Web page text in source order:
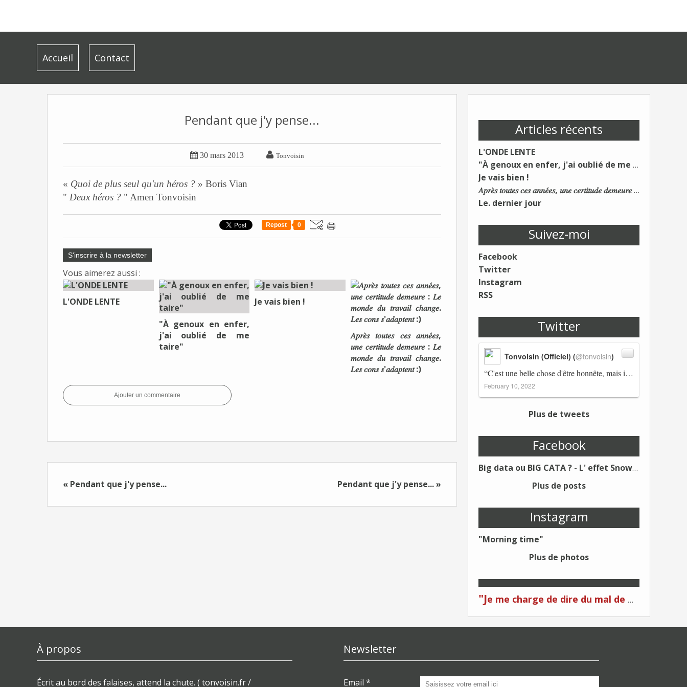
Accueil Contact
Articles récents
L'ONDE LENTE
"À genoux en enfer, j'ai oublié de me taire"
Je vais bien !
𝐴𝑝𝑟𝑒̀𝑠 𝑡𝑜𝑢𝑡𝑒𝑠 𝑐𝑒𝑠 𝑎𝑛𝑛𝑒́𝑒𝑠, 𝑢𝑛𝑒 𝑐𝑒𝑟𝑡𝑖𝑡𝑢𝑑𝑒 𝑑𝑒𝑚𝑒𝑢𝑟𝑒 : 𝐿𝑒 𝑚𝑜𝑛𝑑𝑒 𝑑𝑢 𝑡𝑟𝑎𝑣𝑎𝑖𝑙 𝑐ℎ𝑎𝑛𝑔𝑒. 𝐿𝑒𝑠 𝑐𝑜𝑛𝑠 𝑠'𝑎𝑑𝑎𝑝𝑡𝑒𝑛𝑡 :)
Le. dernier jour
Suivez-moi
Facebook
Twitter
Instagram
RSS
Twitter
“C'est une belle chose d'être honnête, mais il est également important d'avoir raison.” Winston Churchill Réplico…
Tonvoisin (Officiel) (@tonvoisin)
February 10, 2022
Plus de tweets
Facebook
Big data ou BIG CATA ? - L' effet Snowden - Editions Kawa - Un Éditeur différent !
Plus de posts
Instagram
"Morning time"
Plus de photos
"Je me charge de dire du mal de moi... Quand on me critique... C'est du plagiat ! "
Pendant que j'y pense...
 30 mars 2013  Tonvoisin
« Quoi de plus seul qu'un héros ? » Boris Vian
" Deux héros ? " Amen Tonvoisin
Repost 0
S'inscrire à la newsletter
Vous aimerez aussi :
L'ONDE LENTE
"À genoux en enfer,
j'ai oublié de me
taire"
Je vais bien !
𝐴𝑝𝑟𝑒̀𝑠 𝑡𝑜𝑢𝑡𝑒𝑠 𝑐𝑒𝑠 𝑎𝑛𝑛𝑒́𝑒𝑠,
𝑢𝑛𝑒 𝑐𝑒𝑟𝑡𝑖𝑡𝑢𝑑𝑒 𝑑𝑒𝑚𝑒𝑢𝑟𝑒 : 𝐿𝑒
𝑚𝑜𝑛𝑑𝑒 𝑑𝑢 𝑡𝑟𝑎𝑣𝑎𝑖𝑙 𝑐ℎ𝑎𝑛𝑔𝑒.
𝐿𝑒𝑠 𝑐𝑜𝑛𝑠 𝑠'𝑎𝑑𝑎𝑝𝑡𝑒𝑛𝑡 :)
Ajouter un commentaire
« Pendant que j'y pense... Pendant que j'y pense... »
À propos
Écrit au bord des falaises, attend la chute. ( tonvoisin.fr /
Newsletter
Email